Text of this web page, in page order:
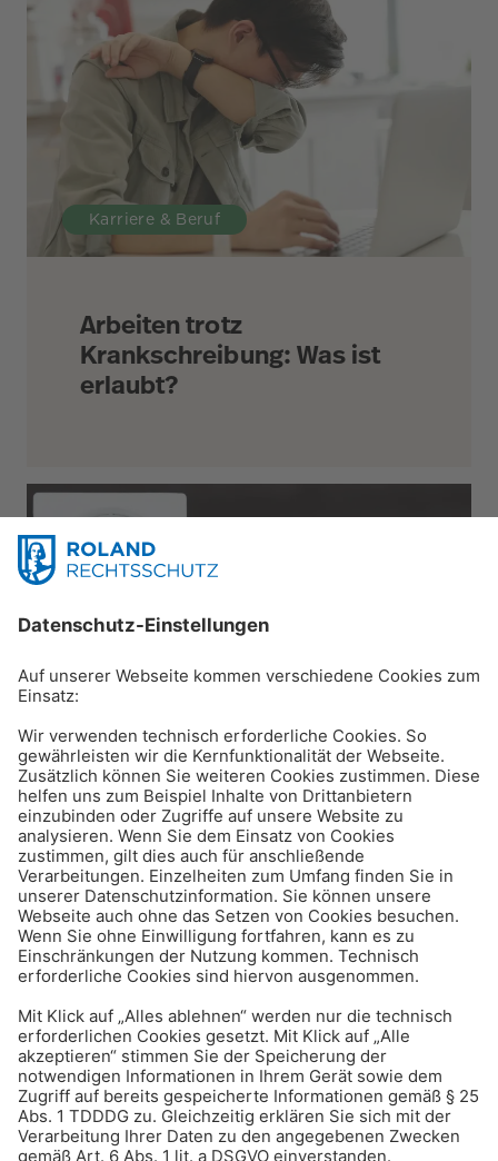
Karriere & Beruf
Arbeiten trotz
Krankschreibung: Was ist
erlaubt?
Karriere & Beruf
Arbeitszeiterfassung:
Gesetz, Urteile, Datenschutz
u.v.m.